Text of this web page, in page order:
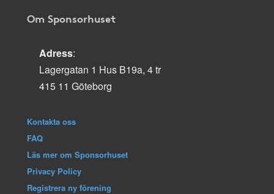
Om Sponsorhuset
Adress:
Lagergatan 1 Hus B19a, 4 tr
415 11 Göteborg
Kontakta oss
FAQ
Läs mer om Sponsorhuset
Privacy Policy
Registrera ny förening